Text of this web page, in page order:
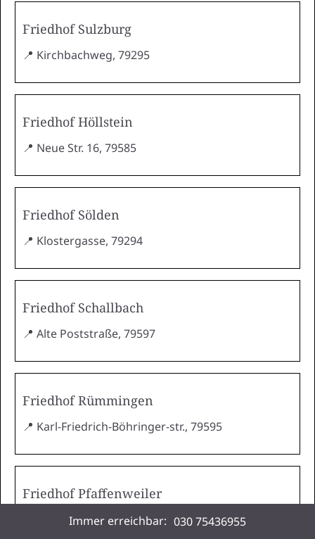
Friedhof Sulzburg
📍 Kirchbachweg, 79295
Friedhof Höllstein
📍 Neue Str. 16, 79585
Friedhof Sölden
📍 Klostergasse, 79294
Friedhof Schallbach
📍 Alte Poststraße, 79597
Friedhof Rümmingen
📍 Karl-Friedrich-Böhringer-str., 79595
Friedhof Pfaffenweiler
📍 L125, 79292Immer erreichbar: 030 75436955